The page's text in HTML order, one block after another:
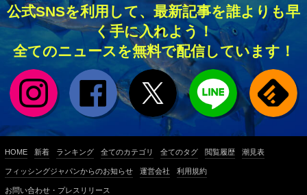
公式SNSを利用して、最新記事を誰よりも早
く手に入れよう！
全てのニュースを無料で配信しています！
HOME 新着 ランキング 全てのカテゴリ 全てのタグ 閲覧履歴 潮見表
フィッシングジャパンからのお知らせ 運営会社 利用規約
お問い合わせ・プレスリリース